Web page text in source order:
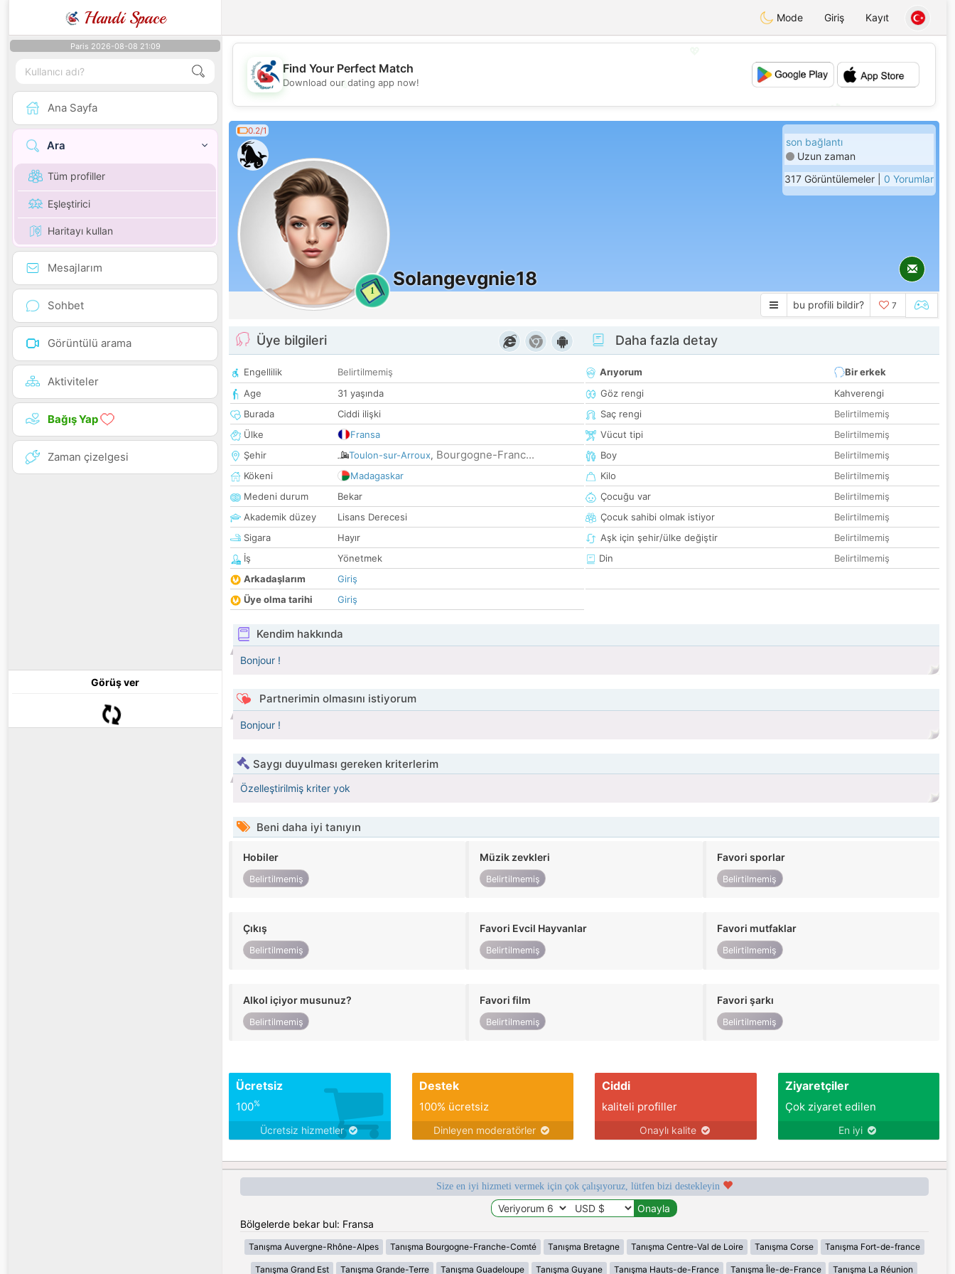
Handi Space Mode Giriş Kayıt
Paris 2026-08-08 21:09
Ana Sayfa
Ara
Tüm profiller
Eşleştirici
Haritayı kullan
Mesajlarım
Sohbet
Görüntülü arama
Aktiviteler
Bağış Yap
Zaman çizelgesi
Görüş ver
💖
💕
Find Your Perfect Match
Download our dating app now!
0.2/1
1
Solangevgnie18
son bağlantı
Uzun zaman
317 Görüntülemeler | 0 Yorumlar
bu profili bildir? 7
Üye bilgileri
Engellilik
Belirtilmemiş
Age
31 yaşında
Burada
Ciddi ilişki
Ülke
Fransa
Şehir
Toulon-sur-Arroux, Bourgogne-Franc...
Kökeni
Madagaskar
Medeni durum
Bekar
Akademik düzey
Lisans Derecesi
Sigara
Hayır
İş
Yönetmek
Arkadaşlarım
Giriş
Üye olma tarihi
Giriş
Daha fazla detay
Arıyorum
Bir erkek
Göz rengi
Kahverengi
Saç rengi
Belirtilmemiş
Vücut tipi
Belirtilmemiş
Boy
Belirtilmemiş
Kilo
Belirtilmemiş
Çocuğu var
Belirtilmemiş
Çocuk sahibi olmak istiyor
Belirtilmemiş
Aşk için şehir/ülke değiştir
Belirtilmemiş
Din
Belirtilmemiş
Kendim hakkında
Bonjour !
Partnerimin olmasını istiyorum
Bonjour !
Saygı duyulması gereken kriterlerim
Özelleştirilmiş kriter yok
Beni daha iyi tanıyın
Hobiler
Belirtilmemiş
Müzik zevkleri
Belirtilmemiş
Favori sporlar
Belirtilmemiş
Çıkış
Belirtilmemiş
Favori Evcil Hayvanlar
Belirtilmemiş
Favori mutfaklar
Belirtilmemiş
Alkol içiyor musunuz?
Belirtilmemiş
Favori film
Belirtilmemiş
Favori şarkı
Belirtilmemiş
Ücretsiz
100%
Ücretsiz hizmetler
Destek
100% ücretsiz
Dinleyen moderatörler
Ciddi
kaliteli profiller
Onaylı kalite
Ziyaretçiler
Çok ziyaret edilen
En iyi
Size en iyi hizmeti vermek için çok çalışıyoruz, lütfen bizi destekleyin
Bölgelerde bekar bul: Fransa
Tanışma Auvergne-Rhône-Alpes Tanışma Bourgogne-Franche-Comté Tanışma Bretagne Tanışma Centre-Val de Loire Tanışma Corse Tanışma Fort-de-france
Tanışma Grand Est Tanışma Grande-Terre Tanışma Guadeloupe Tanışma Guyane Tanışma Hauts-de-France Tanışma Île-de-France Tanışma La Réunion